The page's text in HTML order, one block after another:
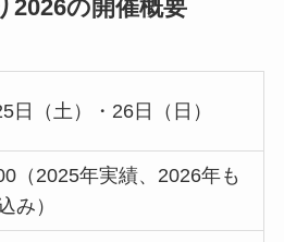
2026の開催概要
日（土）・26日（日）
（2025年実績、2026年も
み）